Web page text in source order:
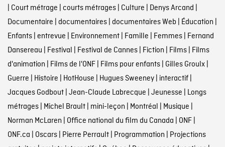
| Court métrage | courts métrages| Culture | Denys Arcand |
Documentaire | documentaires| documentaires Web | Éducation |
Enfants| entrevue | Environnement| Famille | Femmes| Fernand
Dansereau | Festival | Festival de Cannes| Fiction | Films| Films
d'animation | Films de l'ONF| Films pour enfants| Gilles Groulx|
Guerre | Histoire | HotHouse | Hugues Sweeney| interactif|
Jacques Godbout| Jean-Claude Labrecque | Jeunesse | Longs
métrages| Michel Brault| mini-leçon | Montréal | Musique |
Norman McLaren | Office national du film du Canada | ONF|
ONF.ca | Oscars| Pierre Perrault| Programmation | Projections